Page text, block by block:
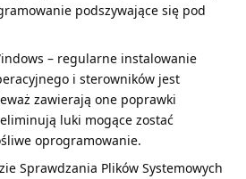
podszywające się pod
– regularne instalowanie
i sterowników jest
zawierają one poprawki
luki mogące zostać
oprogramowanie.
Sprawdzania Plików Systemowych